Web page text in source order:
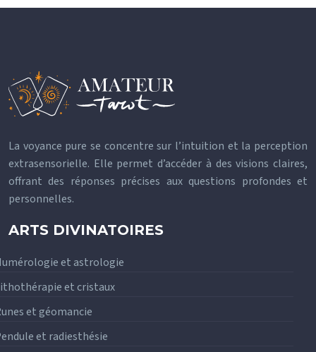
La voyance pure se concentre sur l’intuition et la perception
extrasensorielle. Elle permet d’accéder à des visions claires,
offrant des réponses précises aux questions profondes et
personnelles.
ARTS DIVINATOIRES
et astrologie
et cristaux
et géomancie
et radiesthésie